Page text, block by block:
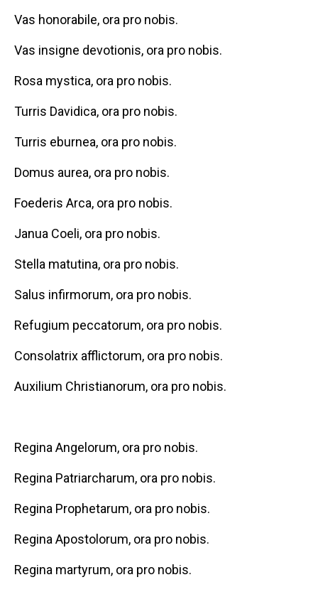
Vas honorabile, ora pro nobis.
Vas insigne devotionis, ora pro nobis.
Rosa mystica, ora pro nobis.
Turris Davidica, ora pro nobis.
Turris eburnea, ora pro nobis.
Domus aurea, ora pro nobis.
Foederis Arca, ora pro nobis.
Janua Coeli, ora pro nobis.
Stella matutina, ora pro nobis.
Salus infirmorum, ora pro nobis.
Refugium peccatorum, ora pro nobis.
Consolatrix afflictorum, ora pro nobis.
Auxilium Christianorum, ora pro nobis.
Regina Angelorum, ora pro nobis.
Regina Patriarcharum, ora pro nobis.
Regina Prophetarum, ora pro nobis.
Regina Apostolorum, ora pro nobis.
Regina martyrum, ora pro nobis.